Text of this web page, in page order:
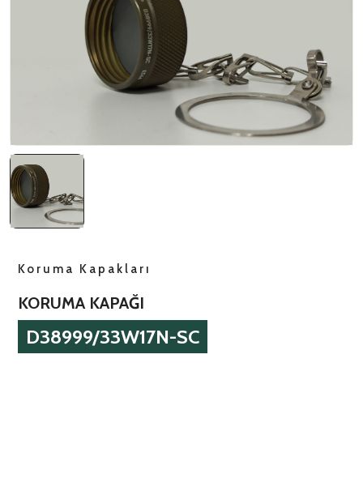
Koruma Kapakları
KORUMA KAPAĞI
D38999/33W17N-SC
NATO ÜRÜNLERI